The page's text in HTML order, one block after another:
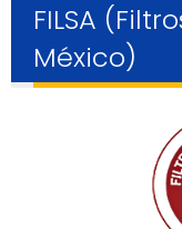
FILSA
México)